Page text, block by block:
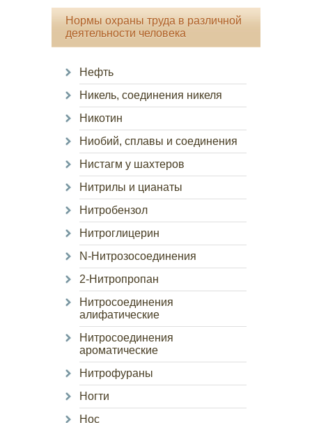
Нормы охраны труда в различной
деятельности человека
Нефть
Никель, соединения никеля
Никотин
Ниобий, сплавы и соединения
Нистагм у шахтеров
Нитрилы и цианаты
Нитробензол
Нитроглицерин
N-Нитрозосоединения
2-Нитропропан
Нитросоединения
алифатические
Нитросоединения
ароматические
Нитрофураны
Ногти
Нос